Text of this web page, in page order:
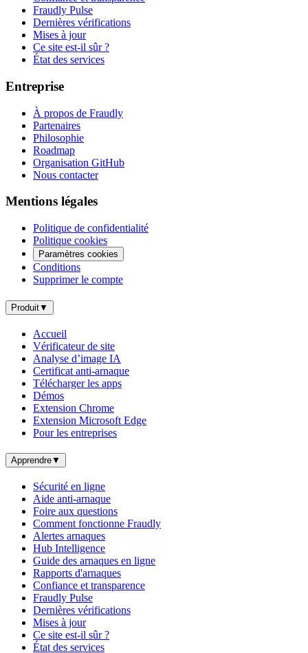
Fraudly Pulse
Dernières vérifications
Mises à jour
Ce site est-il sûr ?
État des services
Entreprise
À propos de Fraudly
Partenaires
Philosophie
Roadmap
Organisation GitHub
Nous contacter
Mentions légales
Politique de confidentialité
Politique cookies
Paramètres cookies
Conditions
Supprimer le compte
Produit▼
Accueil
Vérificateur de site
Analyse d’image IA
Certificat anti-arnaque
Télécharger les apps
Démos
Extension Chrome
Extension Microsoft Edge
Pour les entreprises
Apprendre▼
Sécurité en ligne
Aide anti-arnaque
Foire aux questions
Comment fonctionne Fraudly
Alertes arnaques
Hub Intelligence
Guide des arnaques en ligne
Rapports d'arnaques
Confiance et transparence
Fraudly Pulse
Dernières vérifications
Mises à jour
Ce site est-il sûr ?
État des services